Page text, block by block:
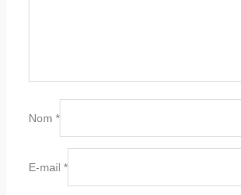
Nom *
E-mail *